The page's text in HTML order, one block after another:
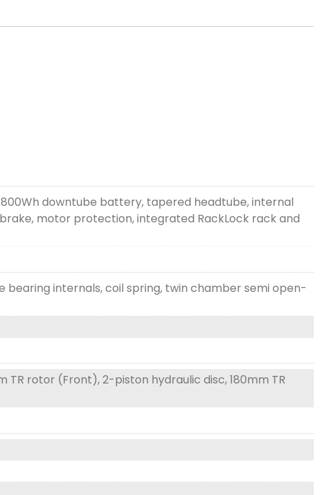
downtube battery, tapered headtube, internal
motor protection, integrated RackLock rack and
bearing internals, coil spring, twin chamber semi open-
rotor (Front), 2-piston hydraulic disc, 180mm TR